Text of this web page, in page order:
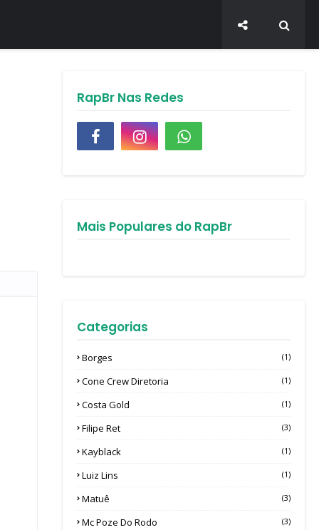
RapBr Nas Redes
Mais Populares do RapBr
Categorias
Borges (1)
Cone Crew Diretoria (1)
Costa Gold (1)
Filipe Ret (3)
Kayblack (1)
Luiz Lins (1)
Matuê (3)
Mc Poze Do Rodo (3)